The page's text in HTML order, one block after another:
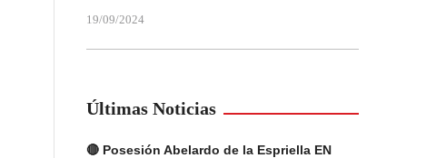
19/09/2024
Últimas Noticias
🔴 Posesión Abelardo de la Espriella EN